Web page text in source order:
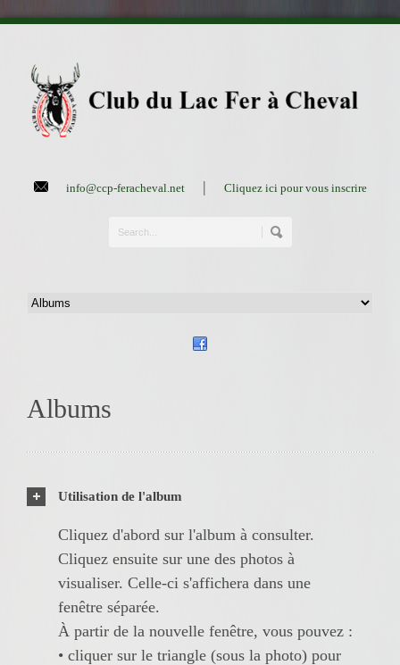
info@ccp-feracheval.net| Cliquez ici pour vous inscrire
Albums
Utilisation de l'album
Cliquez d'abord sur l'album à consulter.
Cliquez ensuite sur une des photos à
visualiser. Celle-ci s'affichera dans une
fenêtre séparée.
À partir de la nouvelle fenêtre, vous pouvez :
• cliquer sur le triangle (sous la photo) pour